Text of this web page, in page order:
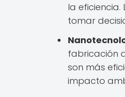
la
tomar
fabricación
son más
impacto